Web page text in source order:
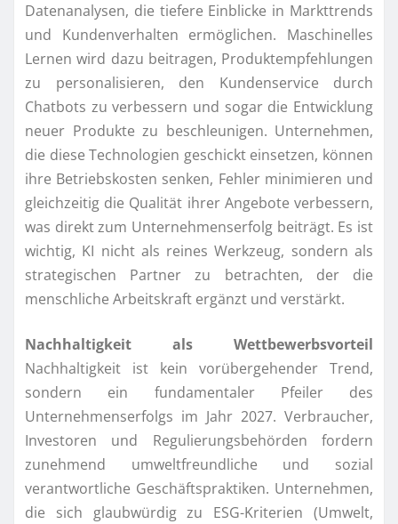
Datenanalysen, die tiefere Einblicke in Markttrends
und Kundenverhalten ermöglichen. Maschinelles
Lernen wird dazu beitragen, Produktempfehlungen
zu personalisieren, den Kundenservice durch
Chatbots zu verbessern und sogar die Entwicklung
neuer Produkte zu beschleunigen. Unternehmen,
die diese Technologien geschickt einsetzen, können
ihre Betriebskosten senken, Fehler minimieren und
gleichzeitig die Qualität ihrer Angebote verbessern,
was direkt zum Unternehmenserfolg beiträgt. Es ist
wichtig, KI nicht als reines Werkzeug, sondern als
strategischen Partner zu betrachten, der die
menschliche Arbeitskraft ergänzt und verstärkt.
Nachhaltigkeit als Wettbewerbsvorteil
Nachhaltigkeit ist kein vorübergehender Trend,
sondern ein fundamentaler Pfeiler des
Unternehmenserfolgs im Jahr 2027. Verbraucher,
Investoren und Regulierungsbehörden fordern
zunehmend umweltfreundliche und sozial
verantwortliche Geschäftspraktiken. Unternehmen,
die sich glaubwürdig zu ESG-Kriterien (Umwelt,